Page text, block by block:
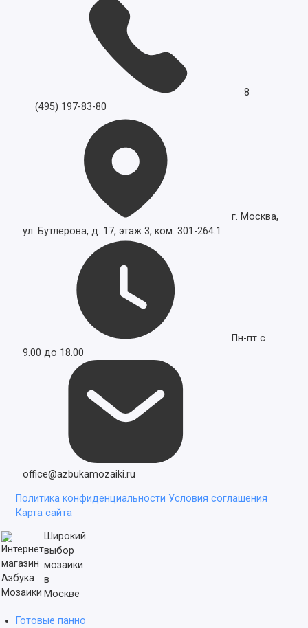
8
(495) 197-83-80
г. Москва,
ул. Бутлерова, д. 17, этаж 3, ком. 301-264.1
Пн-пт с
9.00 до 18.00
office@azbukamozaiki.ru
Политика конфиденциальности Условия соглашения
Карта сайта
Широкий
выбор
мозаики
в
Москве
Готовые панно